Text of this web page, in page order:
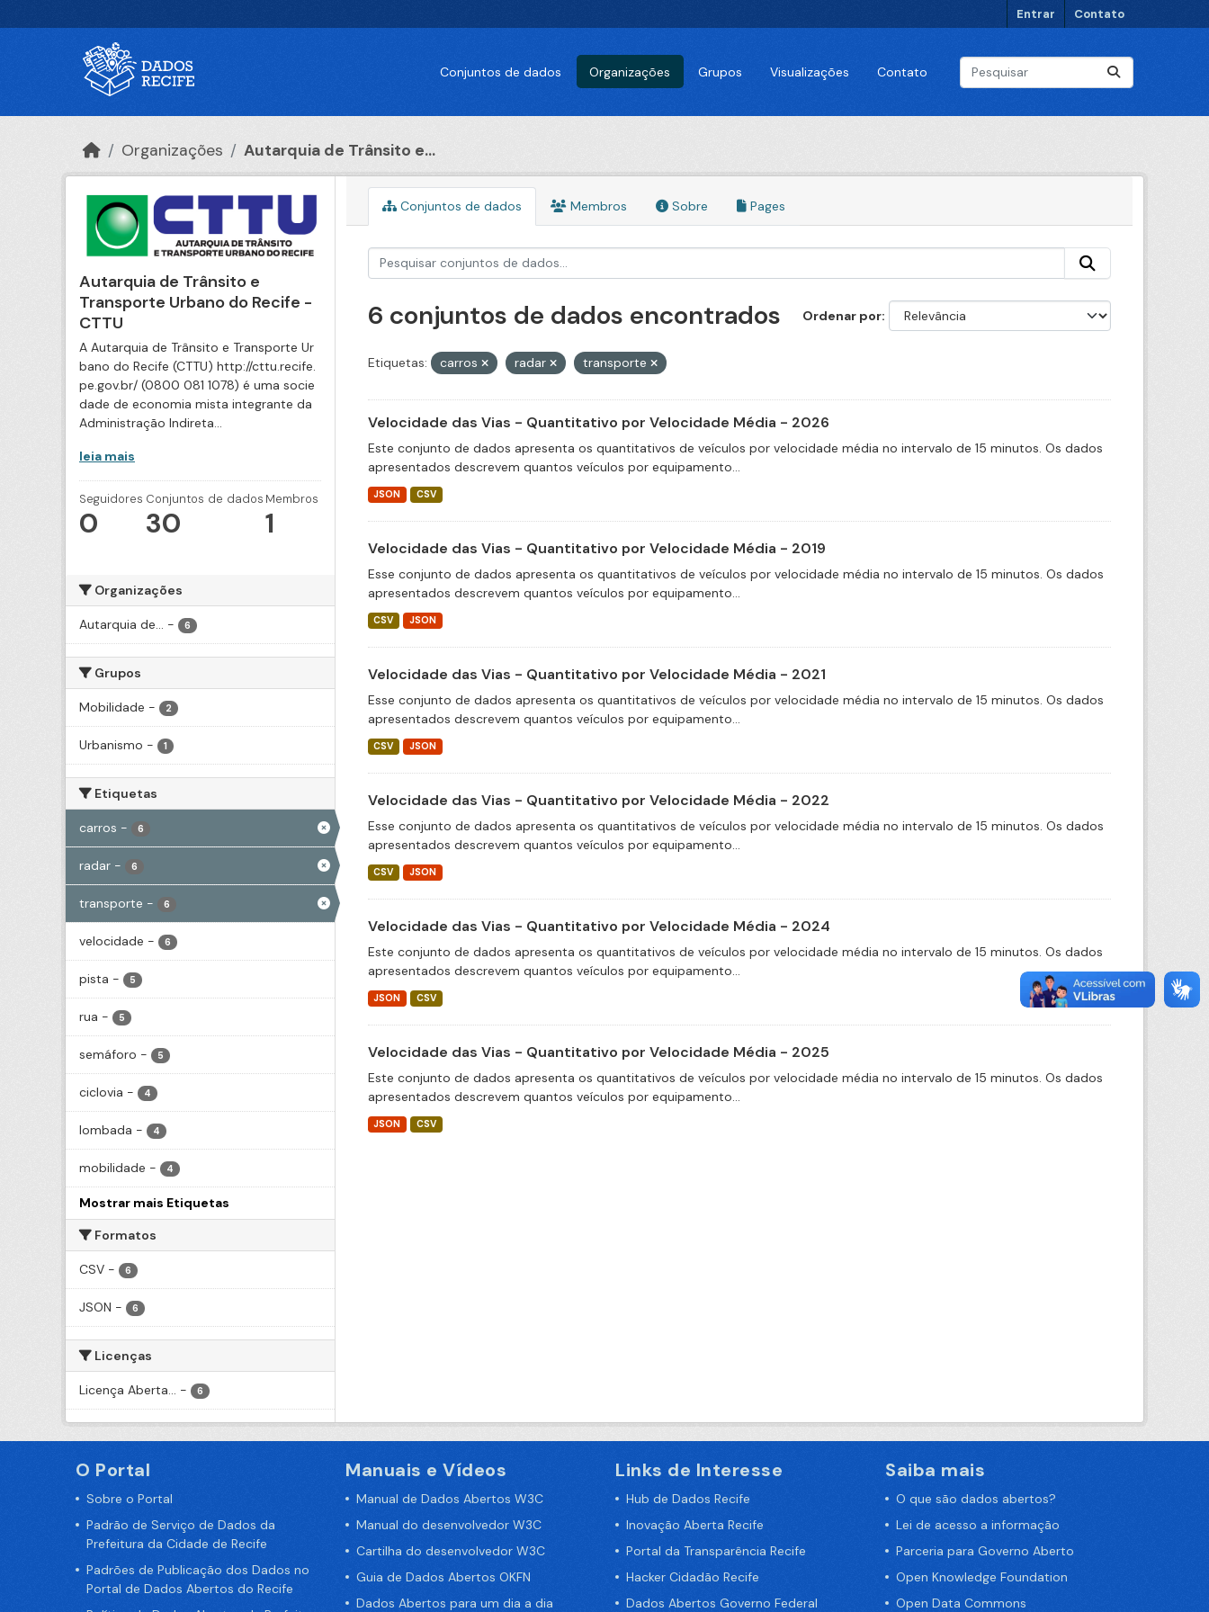
Entrar Contato
Conjuntos de dados Organizações Grupos Visualizações Contato
Organizações Autarquia de Trânsito e...
Autarquia de Trânsito e
Transporte Urbano do Recife -
CTTU
A Autarquia de Trânsito e Transporte Ur
bano do Recife (CTTU) http://cttu.recife.
pe.gov.br/ (0800 081 1078) é uma socie
dade de economia mista integrante da
Administração Indireta...
leia mais
Seguidores
0
Conjuntos de dados
30
Membros
1
Organizações
Autarquia de... - 6
Grupos
Mobilidade - 2
Urbanismo - 1
Etiquetas
carros - 6
radar - 6
transporte - 6
velocidade - 6
pista - 5
rua - 5
semáforo - 5
ciclovia - 4
lombada - 4
mobilidade - 4
Mostrar mais Etiquetas
Formatos
CSV - 6
JSON - 6
Licenças
Licença Aberta... - 6
Conjuntos de dados Membros Sobre Pages
Ordenar por
6 conjuntos de dados encontrados
Etiquetas: carros radar transporte
Velocidade das Vias - Quantitativo por Velocidade Média - 2026
Este conjunto de dados apresenta os quantitativos de veículos por velocidade média no intervalo de 15 minutos. Os dados
apresentados descrevem quantos veículos por equipamento...
JSON CSV
Velocidade das Vias - Quantitativo por Velocidade Média - 2019
Esse conjunto de dados apresenta os quantitativos de veículos por velocidade média no intervalo de 15 minutos. Os dados
apresentados descrevem quantos veículos por equipamento...
CSV JSON
Velocidade das Vias - Quantitativo por Velocidade Média - 2021
Esse conjunto de dados apresenta os quantitativos de veículos por velocidade média no intervalo de 15 minutos. Os dados
apresentados descrevem quantos veículos por equipamento...
CSV JSON
Velocidade das Vias - Quantitativo por Velocidade Média - 2022
Esse conjunto de dados apresenta os quantitativos de veículos por velocidade média no intervalo de 15 minutos. Os dados
apresentados descrevem quantos veículos por equipamento...
CSV JSON
Velocidade das Vias - Quantitativo por Velocidade Média - 2024
Este conjunto de dados apresenta os quantitativos de veículos por velocidade média no intervalo de 15 minutos. Os dados
apresentados descrevem quantos veículos por equipamento...
JSON CSV
Velocidade das Vias - Quantitativo por Velocidade Média - 2025
Este conjunto de dados apresenta os quantitativos de veículos por velocidade média no intervalo de 15 minutos. Os dados
apresentados descrevem quantos veículos por equipamento...
JSON CSV
O Portal
Sobre o Portal
Padrão de Serviço de Dados da
Prefeitura da Cidade de Recife
Padrões de Publicação dos Dados no
Portal de Dados Abertos do Recife
Manuais e Vídeos
Manual de Dados Abertos W3C
Manual do desenvolvedor W3C
Cartilha do desenvolvedor W3C
Guia de Dados Abertos OKFN
Dados Abertos para um dia a dia
Links de Interesse
Hub de Dados Recife
Inovação Aberta Recife
Portal da Transparência Recife
Hacker Cidadão Recife
Dados Abertos Governo Federal
Saiba mais
O que são dados abertos?
Lei de acesso a informação
Parceria para Governo Aberto
Open Knowledge Foundation
Open Data Commons